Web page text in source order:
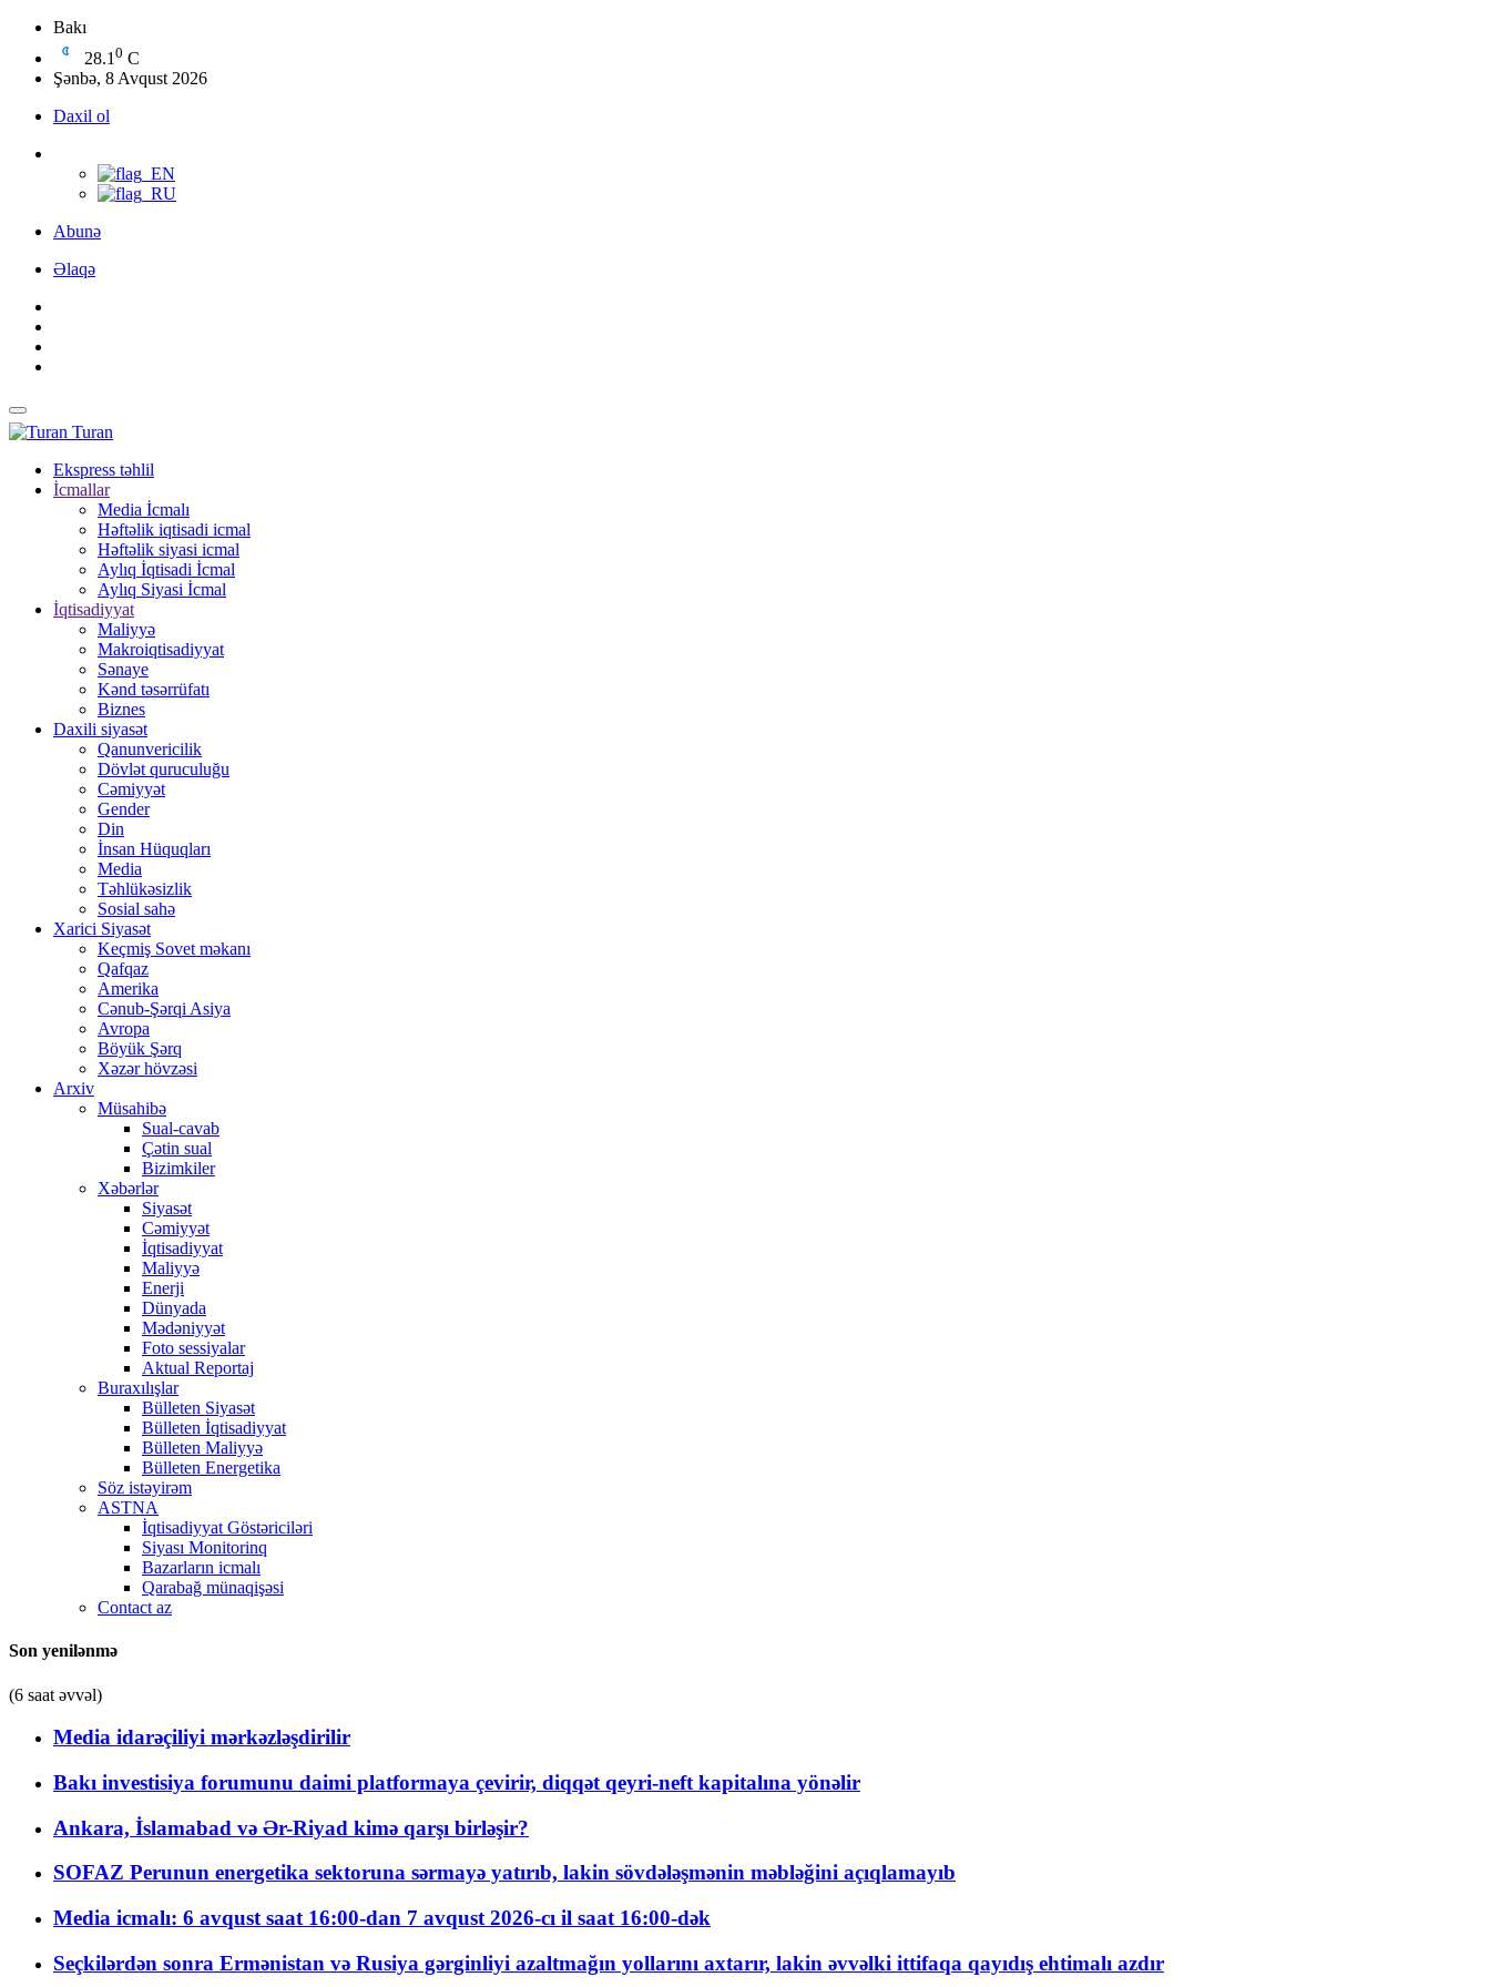
Bakı
28.1 0 C
Şənbə, 8 Avqust 2026
Daxil ol
Abunə
Əlaqə
Turan
Ekspress təhlil
İcmallar
Media İcmalı
Həftəlik iqtisadi icmal
Həftəlik siyasi icmal
Aylıq İqtisadi İcmal
Aylıq Siyasi İcmal
İqtisadiyyat
Maliyyə
Makroiqtisadiyyat
Sənaye
Kənd təsərrüfatı
Biznes
Daxili siyasət
Qanunvericilik
Dövlət quruculuğu
Cəmiyyət
Gender
Din
İnsan Hüquqları
Media
Təhlükəsizlik
Sosial sahə
Xarici Siyasət
Keçmiş Sovet məkanı
Qafqaz
Amerika
Cənub-Şərqi Asiya
Avropa
Böyük Şərq
Xəzər hövzəsi
Arxiv
Müsahibə
Sual-cavab
Çətin sual
Bizimkiler
Xəbərlər
Siyasət
Cəmiyyət
İqtisadiyyat
Maliyyə
Enerji
Dünyada
Mədəniyyət
Foto sessiyalar
Aktual Reportaj
Buraxılışlar
Bülleten Siyasət
Bülleten İqtisadiyyat
Bülleten Maliyyə
Bülleten Energetika
Söz istəyirəm
ASTNA
İqtisadiyyat Göstəriciləri
Siyası Monitorinq
Bazarların icmalı
Qarabağ münaqişəsi
Contact az
Son yenilənmə
(6 saat əvvəl)
Media idarəçiliyi mərkəzləşdirilir
Bakı investisiya forumunu daimi platformaya çevirir, diqqət qeyri-neft kapitalına yönəlir
Ankara, İslamabad və Ər-Riyad kimə qarşı birləşir?
SOFAZ Perunun energetika sektoruna sərmayə yatırıb, lakin sövdələşmənin məbləğini açıqlamayıb
Media icmalı: 6 avqust saat 16:00-dan 7 avqust 2026-cı il saat 16:00-dək
Seçkilərdən sonra Ermənistan və Rusiya gərginliyi azaltmağın yollarını axtarır, lakin əvvəlki ittifaqa qayıdış ehtimalı azdır